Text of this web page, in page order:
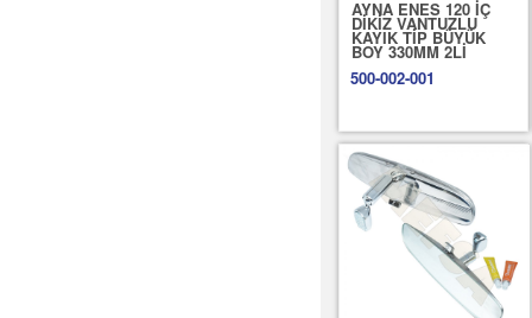
AYNA ENES 120 İÇ
DİKİZ VANTUZLU
KAYIK TİP BÜYÜK
BOY 330MM 2Lİ
500-002-001